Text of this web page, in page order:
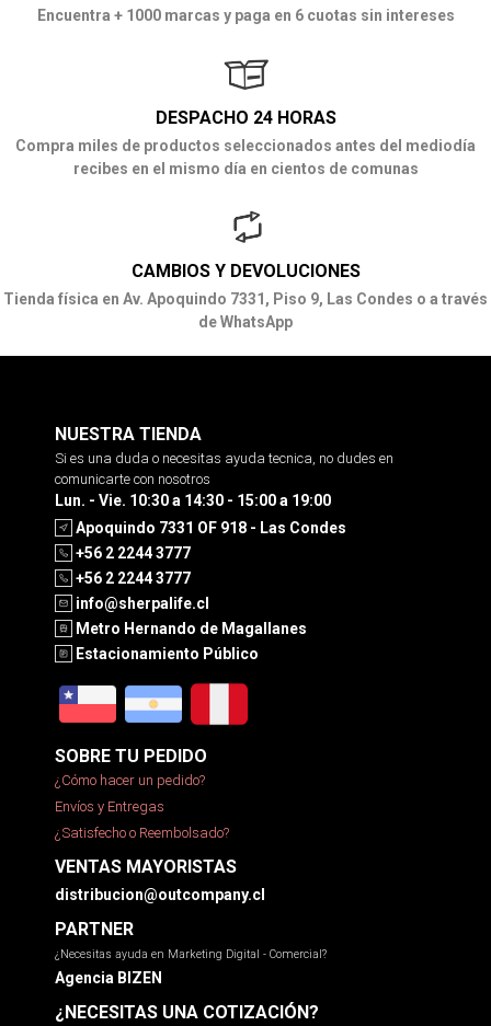
Encuentra + 1000 marcas y paga en 6 cuotas sin intereses
DESPACHO 24 HORAS
Compra miles de productos seleccionados antes del mediodía
recibes en el mismo día en cientos de comunas
CAMBIOS Y DEVOLUCIONES
Tienda física en Av. Apoquindo 7331, Piso 9, Las Condes o a través
de WhatsApp
NUESTRA TIENDA
Si es una duda o necesitas ayuda tecnica, no dudes en
comunicarte con nosotros
Lun. - Vie. 10:30 a 14:30 - 15:00 a 19:00
Apoquindo 7331 OF 918 - Las Condes
+56 2 2244 3777
+56 2 2244 3777
info@sherpalife.cl
Metro Hernando de Magallanes
Estacionamiento Público
SOBRE TU PEDIDO
¿Cómo hacer un pedido?
Envíos y Entregas
¿Satisfecho o Reembolsado?
VENTAS MAYORISTAS
distribucion@outcompany.cl
PARTNER
¿Necesitas ayuda en Marketing Digital - Comercial?
Agencia BIZEN
¿NECESITAS UNA COTIZACIÓN?